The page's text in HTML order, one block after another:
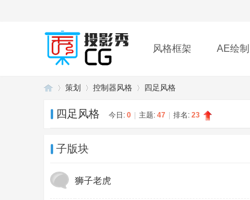
风格框架 AE绘制
插件 帮助 下载
策划 控制器风格 四足风格
四足风格 今日: 0 主题: 47 排名: 23
子版块
狮子老虎